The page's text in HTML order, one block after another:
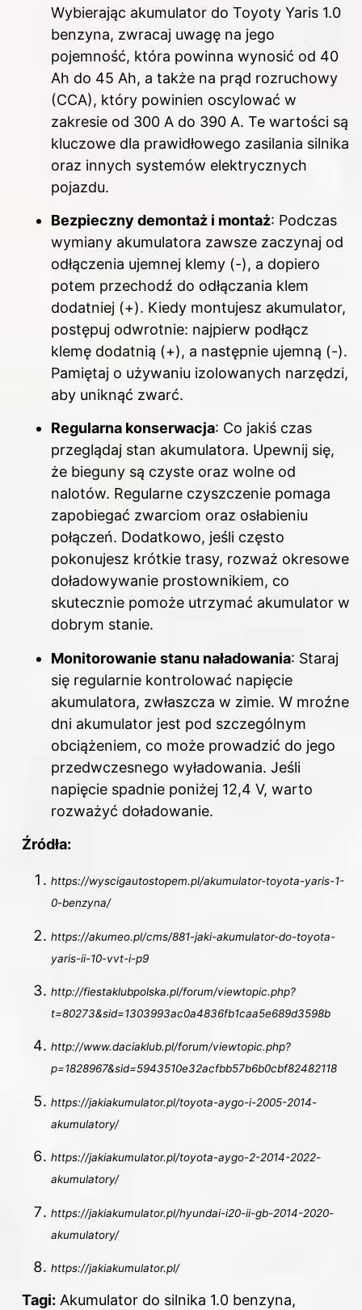
Wybierając akumulator do Toyoty Yaris 1.0
benzyna, zwracaj uwagę na jego
pojemność, która powinna wynosić od 40
Ah do 45 Ah, a także na prąd rozruchowy
(CCA), który powinien oscylować w
zakresie od 300 A do 390 A. Te wartości są
kluczowe dla prawidłowego zasilania silnika
oraz innych systemów elektrycznych
pojazdu.
Bezpieczny demontaż i montaż: Podczas
wymiany akumulatora zawsze zaczynaj od
odłączenia ujemnej klemy (-), a dopiero
potem przechodź do odłączania klem
dodatniej (+). Kiedy montujesz akumulator,
postępuj odwrotnie: najpierw podłącz
klemę dodatnią (+), a następnie ujemną (-).
Pamiętaj o używaniu izolowanych narzędzi,
aby uniknąć zwarć.
Regularna konserwacja: Co jakiś czas
przeglądaj stan akumulatora. Upewnij się,
że bieguny są czyste oraz wolne od
nalotów. Regularne czyszczenie pomaga
zapobiegać zwarciom oraz osłabieniu
połączeń. Dodatkowo, jeśli często
pokonujesz krótkie trasy, rozważ okresowe
doładowywanie prostownikiem, co
skutecznie pomoże utrzymać akumulator w
dobrym stanie.
Monitorowanie stanu naładowania: Staraj
się regularnie kontrolować napięcie
akumulatora, zwłaszcza w zimie. W mroźne
dni akumulator jest pod szczególnym
obciążeniem, co może prowadzić do jego
przedwczesnego wyładowania. Jeśli
napięcie spadnie poniżej 12,4 V, warto
rozważyć doładowanie.
Źródła:
https://wyscigautostopem.pl/akumulator-toyota-yaris-1-
0-benzyna/
https://akumeo.pl/cms/881-jaki-akumulator-do-toyota-
yaris-ii-10-vvt-i-p9
http://fiestaklubpolska.pl/forum/viewtopic.php?
t=80273&sid=1303993ac0a4836fb1caa5e689d3598b
http://www.daciaklub.pl/forum/viewtopic.php?
p=1828967&sid=5943510e32acfbb57b6b0cbf82482118
https://jakiakumulator.pl/toyota-aygo-i-2005-2014-
akumulatory/
https://jakiakumulator.pl/toyota-aygo-2-2014-2022-
akumulatory/
https://jakiakumulator.pl/hyundai-i20-ii-gb-2014-2020-
akumulatory/
https://jakiakumulator.pl/
Tagi: Akumulator do silnika 1.0 benzyna,